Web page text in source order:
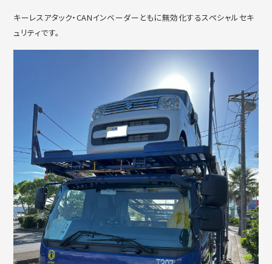
キーレスアタック・CANインベーダーともに無効化するスペシャルセキ
ュリティです。